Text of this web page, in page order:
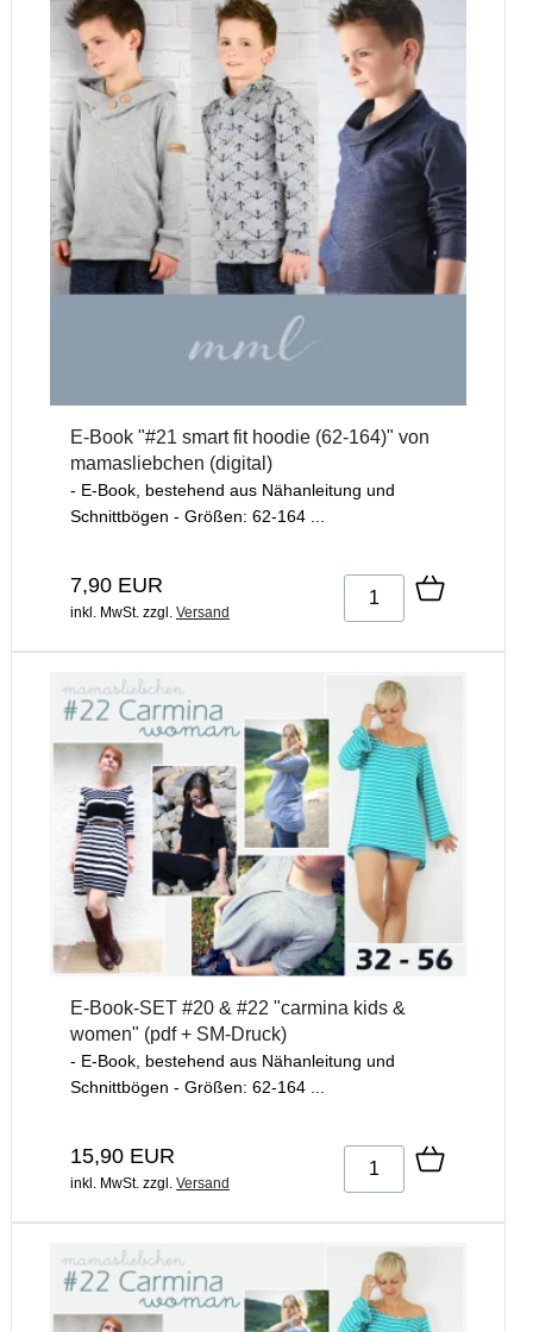
E-Book "#21 smart fit hoodie (62-164)" von
mamasliebchen (digital)
- E-Book, bestehend aus Nähanleitung und
Schnittbögen - Größen: 62-164 ...
7,90 EUR
inkl. MwSt. zzgl. Versand
E-Book-SET #20 & #22 "carmina kids &
women" (pdf + SM-Druck)
- E-Book, bestehend aus Nähanleitung und
Schnittbögen - Größen: 62-164 ...
15,90 EUR
inkl. MwSt. zzgl. Versand